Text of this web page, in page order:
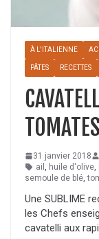
À L'ITALIENNE
PÂTES RECETTES
31 janvier 2018
ail , huile d'olive,
semoule de blé,
Une SUBLIME
les Chefs
cavatelli aux